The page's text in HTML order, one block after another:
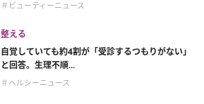
＃ビューティーニュース
整える
自覚していても約4割が「受診するつもりがない」
と回答。生理不順...
＃ヘルシーニュース